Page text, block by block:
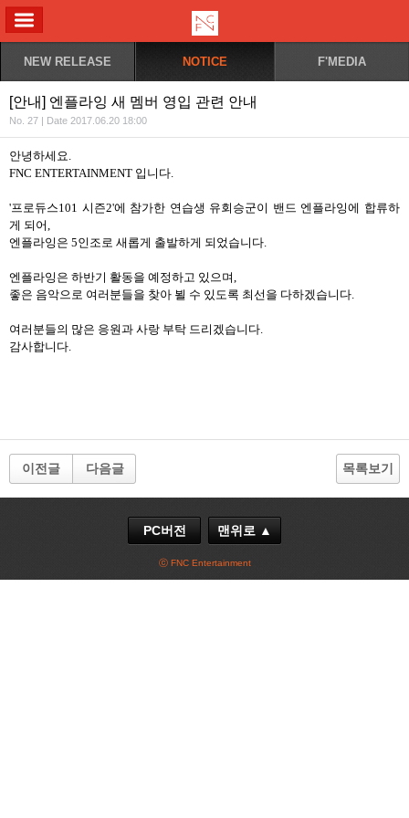
NEW RELEASE NOTICE F'MEDIA
[안내] 엔플라잉 새 멤버 영입 관련 안내
No. 27 | Date 2017.06.20 18:00
안녕하세요.
FNC ENTERTAINMENT 입니다.
'프로듀스101 시즌2'에 참가한 연습생 유회승군이 밴드 엔플라잉에 합류하
게 되어,
엔플라잉은 5인조로 새롭게 출발하게 되었습니다.
엔플라잉은 하반기 활동을 예정하고 있으며,
좋은 음악으로 여러분들을 찾아 뵐 수 있도록 최선을 다하겠습니다.
여러분들의 많은 응원과 사랑 부탁 드리겠습니다.
감사합니다.
이전글 다음글 목록보기
PC버전 맨위로 ▲
ⓒ FNC Entertainment